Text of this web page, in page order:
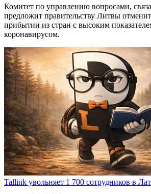
Комитет по управлению вопросами,
предложит правительству Литвы
прибытии из стран с высоким
коронавирусом.
Tallink увольняет 1 700 сотрудников в